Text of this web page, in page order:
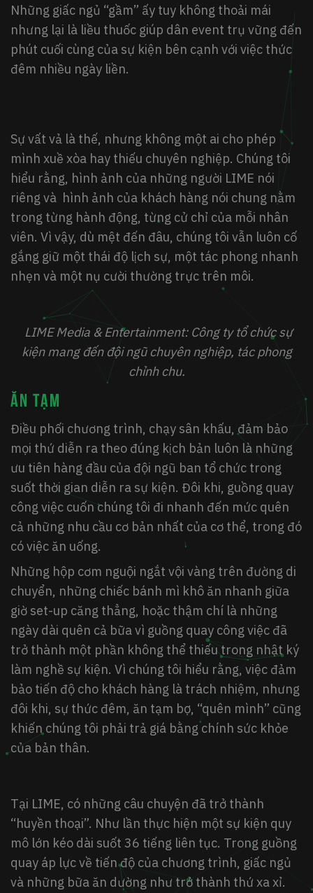
Những giấc ngủ “gầm” ấy tuy không thoải mái
nhưng lại là liều thuốc giúp dân event trụ vững đến
phút cuối cùng của sự kiện bên cạnh với việc thức
đêm nhiều ngày liền.
Sự vất vả là thế, nhưng không một ai cho phép
mình xuề xòa hay thiếu chuyên nghiệp. Chúng tôi
hiểu rằng, hình ảnh của những người LIME nói
riêng và hình ảnh của khách hàng nói chung nằm
trong từng hành động, từng cử chỉ của mỗi nhân
viên. Vì vậy, dù mệt đến đâu, chúng tôi vẫn luôn cố
gắng giữ một thái độ lịch sự, một tác phong nhanh
nhẹn và một nụ cười thường trực trên môi.
LIME Media & Entertainment: Công ty tổ chức sự
kiện mang đến đội ngũ chuyên nghiệp, tác phong
chỉnh chu.
ĂN TẠM
Điều phối chương trình, chạy sân khấu, đảm bảo
mọi thứ diễn ra theo đúng kịch bản luôn là những
ưu tiên hàng đầu của đội ngũ ban tổ chức trong
suốt thời gian diễn ra sự kiện. Đôi khi, guồng quay
công việc cuốn chúng tôi đi nhanh đến mức quên
cả những nhu cầu cơ bản nhất của cơ thể, trong đó
có việc ăn uống.
Những hộp cơm nguội ngắt vội vàng trên đường di
chuyển, những chiếc bánh mì khô ăn nhanh giữa
giờ set-up căng thẳng, hoặc thậm chí là những
ngày dài quên cả bữa vì guồng quay công việc đã
trở thành một phần không thể thiếu trong nhật ký
làm nghề sự kiện. Vì chúng tôi hiểu rằng, việc đảm
bảo tiến độ cho khách hàng là trách nhiệm, nhưng
đôi khi, sự thức đêm, ăn tạm bợ, “quên mình” cũng
khiến chúng tôi phải trả giá bằng chính sức khỏe
của bản thân.
Tại LIME, có những câu chuyện đã trở thành
“huyền thoại”. Như lần thực hiện một sự kiện quy
mô lớn kéo dài suốt 36 tiếng liên tục. Trong guồng
quay áp lực về tiến độ của chương trình, giấc ngủ
và những bữa ăn dường như trở thành thứ xa xỉ.